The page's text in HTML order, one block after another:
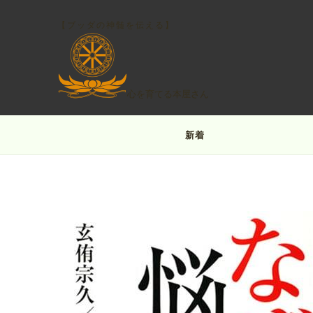
【ブッダの神髄を伝える】
心を育てる本屋さん
新着